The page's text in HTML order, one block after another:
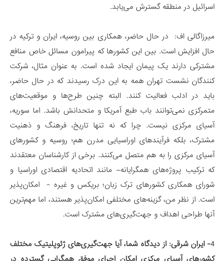
اسرائیل در منطقه گسترش می‌یابد.
میرزاگالی اف: در حال حاضر، همکاری بین روسیه، ایران و ترکیه در
حال افزایش است. بین این کشورها که پیرامون مسائل خاص منافع
مشترکی دارند یک پیمان ایجاد شده است. به عنوان مثال، شرکت
کنندگان نشست تهران همه به این درک رسیدند که در حال حاضر،
باید در ادلب فعالیت کنند. البته چنین طرح‌ها و موقعیت‌های
متمرکزی نمی‌توانند باب طبع آمریکا و متحدانش باشد. اما سوریه،
آسیای مرکزی نیست. چرا که نه تنها تاریخ، فرهنگ و ذهنیت
مشترک، بلکه فرآیندهای اوراسیایی مدرن هم؛ روسیه و کشورهای
آسیای مرکزی را به هم متصل می‌کنند. برخی از کارشناسان معتقدند
که ترکیب پروژه‌های همگرایانه– مانند اتحادیه اقتصادی اوراسیا و
شورای همکاری کشورهای ترک زبان؛ بریکس و غیره - امکان‌پذیر
است. از نظر من، گزینه‌های مختلفی امکان‌پذیر هستند، اما مهم‌ترین
آنها طراحی اهداف و جهت‌گیری‌های مشترک است.
4- ایران شرقی:از دیدگاه شما، آیا جهت‌گیری‌های ژئوپلیتیک مختلف